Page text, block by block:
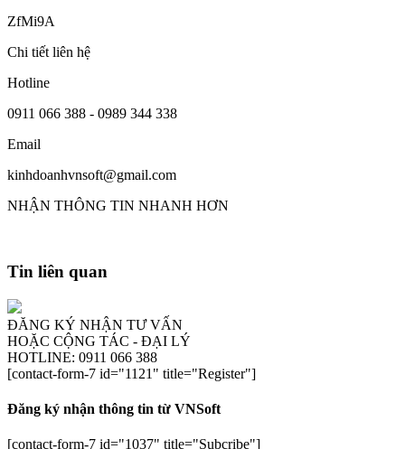
ZfMi9A
Chi tiết liên hệ
Hotline
0911 066 388 - 0989 344 338
Email
kinhdoanhvnsoft@gmail.com
NHẬN THÔNG TIN NHANH HƠN
Tin liên quan
ĐĂNG KÝ NHẬN TƯ VẤN
HOẶC CỘNG TÁC - ĐẠI LÝ
HOTLINE: 0911 066 388
[contact-form-7 id="1121" title="Register"]
Đăng ký nhận thông tin từ VNSoft
[contact-form-7 id="1037" title="Subcribe"]